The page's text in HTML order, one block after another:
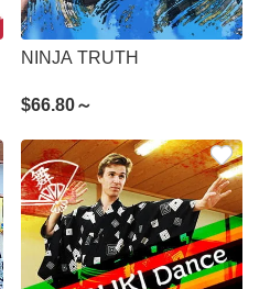
NINJA TRUTH
$66.80～